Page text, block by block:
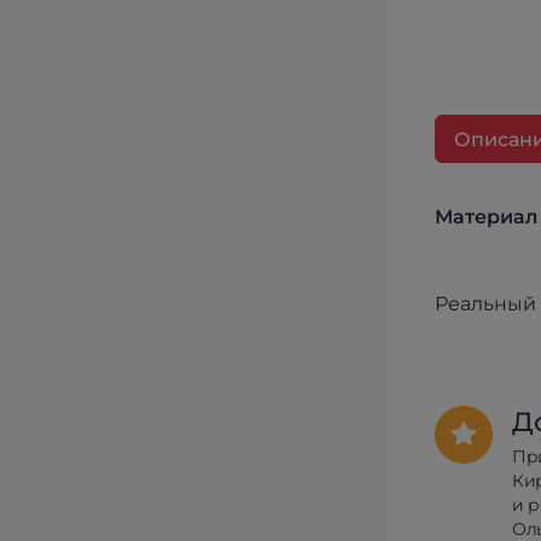
Материал
Реальный
и